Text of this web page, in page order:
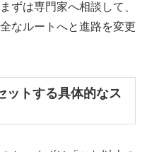
ずは専門家へ相談して、
なルートへと進路を変更
ットする具体的なス